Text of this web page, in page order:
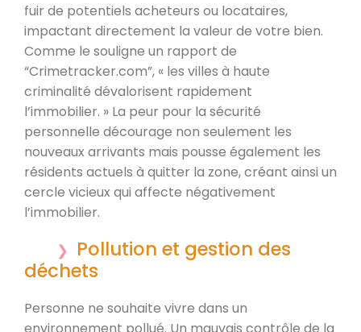
fuir de potentiels acheteurs ou locataires,
impactant directement la valeur de votre bien.
Comme le souligne un rapport de
“Crimetracker.com”, « les villes à haute
criminalité dévalorisent rapidement
l’immobilier. » La peur pour la sécurité
personnelle décourage non seulement les
nouveaux arrivants mais pousse également les
résidents actuels à quitter la zone, créant ainsi un
cercle vicieux qui affecte négativement
l’immobilier.
Pollution et gestion des
déchets
Personne ne souhaite vivre dans un
environnement pollué. Un mauvais contrôle de la